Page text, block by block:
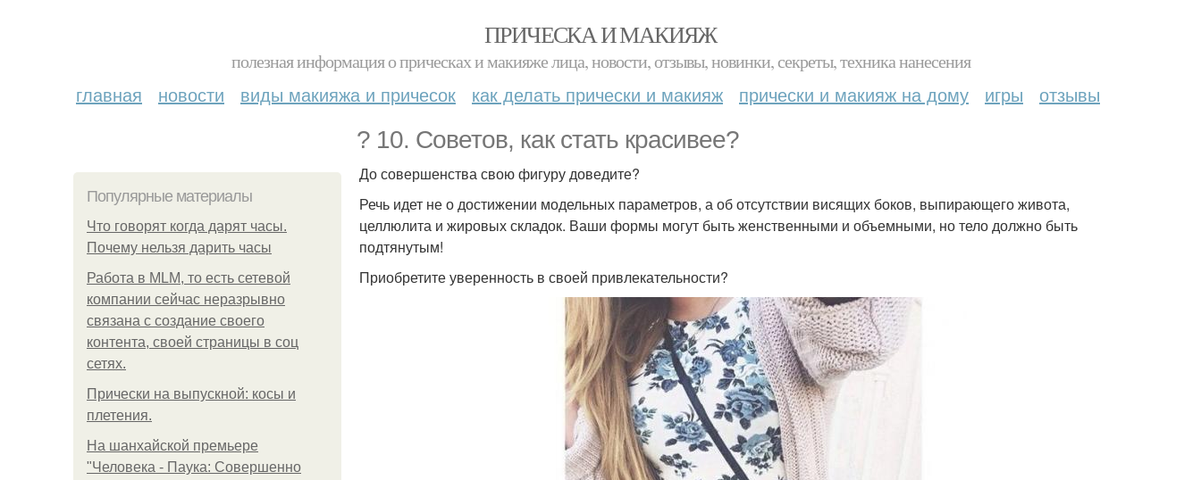
ПРИЧЕСКА И МАКИЯЖ
полезная информация о прическах и макияже лица, новости, отзывы, новинки, секреты, техника нанесения
главная новости виды макияжа и причесок как делать прически и макияж прически и макияж на дому игры отзывы
? 10. Советов, как стать красивее?
Популярные материалы
Что говорят когда дарят часы.
Почему нельзя дарить часы
Работа в MLM, то есть сетевой
компании сейчас неразрывно
связана с создание своего
контента, своей страницы в соц
сетях.
Прически на выпускной: косы и
плетения.
На шанхайской премьере
"Человека - Паука: Совершенно
До совершенства свою фигуру доведите?
Речь идет не о достижении модельных параметров, а об отсутствии висящих боков, выпирающего живота,
целлюлита и жировых складок. Ваши формы могут быть женственными и объемными, но тело должно быть
подтянутым!
Приобретите уверенность в своей привлекательности?